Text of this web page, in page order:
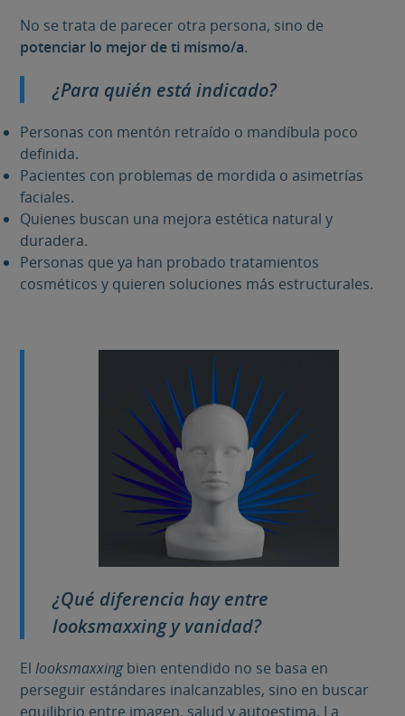
No se trata de parecer otra persona, sino de
potenciar lo mejor de ti mismo/a.
¿Para quién está indicado?
Personas con mentón retraído o mandíbula poco
definida.
Pacientes con problemas de mordida o asimetrías
faciales.
Quienes buscan una mejora estética natural y
duradera.
Personas que ya han probado tratamientos
cosméticos y quieren soluciones más estructurales.
¿Qué diferencia hay entre
looksmaxxingy vanidad?
Ellooksmaxxingbien entendido no se basa en
perseguir estándares inalcanzables, sino en buscar
equilibrio entre imagen, salud y autoestima. La